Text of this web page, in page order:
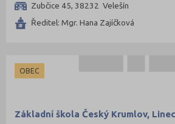
Zubčice 45, 38232 Velešín
Ředitel: Mgr. Hana Zajíčková
OBEC
Základní škola Český Krumlov,